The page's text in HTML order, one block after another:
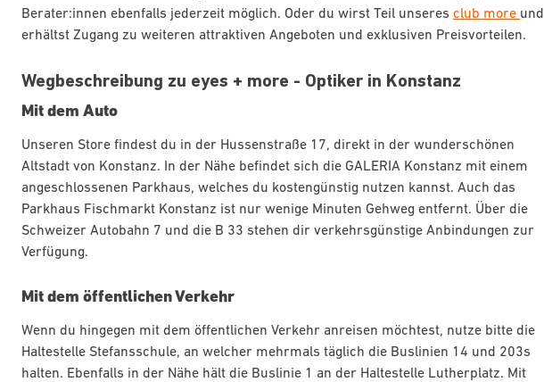
Berater:innen ebenfalls jederzeit möglich. Oder du wirst Teil unseres club more und
erhältst Zugang zu weiteren attraktiven Angeboten und exklusiven Preisvorteilen.
Wegbeschreibung zu eyes + more - Optiker in Konstanz
Mit dem Auto
Unseren Store findest du in der Hussenstraße 17, direkt in der wunderschönen
Altstadt von Konstanz. In der Nähe befindet sich die GALERIA Konstanz mit einem
angeschlossenen Parkhaus, welches du kostengünstig nutzen kannst. Auch das
Parkhaus Fischmarkt Konstanz ist nur wenige Minuten Gehweg entfernt. Über die
Schweizer Autobahn 7 und die B 33 stehen dir verkehrsgünstige Anbindungen zur
Verfügung.
Mit dem öffentlichen Verkehr
Wenn du hingegen mit dem öffentlichen Verkehr anreisen möchtest, nutze bitte die
Haltestelle Stefansschule, an welcher mehrmals täglich die Buslinien 14 und 203s
halten. Ebenfalls in der Nähe hält die Buslinie 1 an der Haltestelle Lutherplatz. Mit